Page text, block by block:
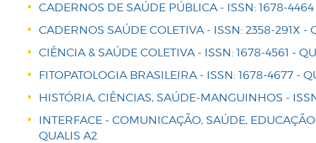
CADERNOS DE SAÚDE PÚBLICA - ISSN: 1678-4464
CADERNOS SAÚDE COLETIVA - ISSN: 2358-291X -
CIÊNCIA & SAÚDE COLETIVA - ISSN: 1678-4561 -
FITOPATOLOGIA BRASILEIRA - ISSN: 1678-4677 -
HISTÓRIA, CIÊNCIAS, SAÚDE-MANGUINHOS -
INTERFACE - COMUNICAÇÃO, SAÚDE,
QUALIS A2